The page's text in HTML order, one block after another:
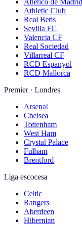
Atlético de Madrid
Athletic Club
Real Betis
Sevilla FC
Valencia CF
Real Sociedad
Villarreal CF
RCD Espanyol
RCD Mallorca
Premier · Londres
Arsenal
Chelsea
Tottenham
West Ham
Crystal Palace
Fulham
Brentford
Liga escocesa
Celtic
Rangers
Aberdeen
Hibernian